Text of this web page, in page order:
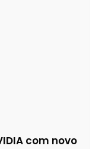
com novo